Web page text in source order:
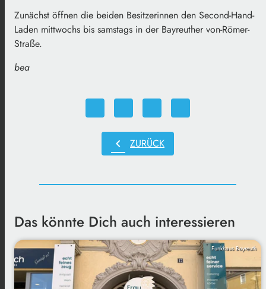
Zunächst öffnen die beiden Besitzerinnen den Second-Hand-
Laden mittwochs bis samstags in der Bayreuther von-Römer-
Straße.
bea
chevron_left ZURÜCK
Das könnte Dich auch interessieren
Funkhaus Bayreuth